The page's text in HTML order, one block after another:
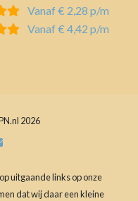
Vanaf € 2,28 p/m
Vanaf € 4,42 p/m
2026
uitgaande links op onze
dat wij daar een kleine